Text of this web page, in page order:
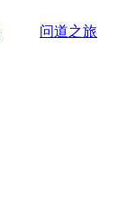
问道之旅